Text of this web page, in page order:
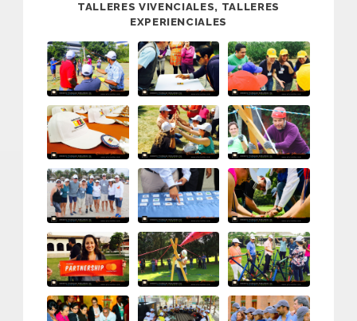
TALLERES VIVENCIALES, TALLERES
EXPERIENCIALES